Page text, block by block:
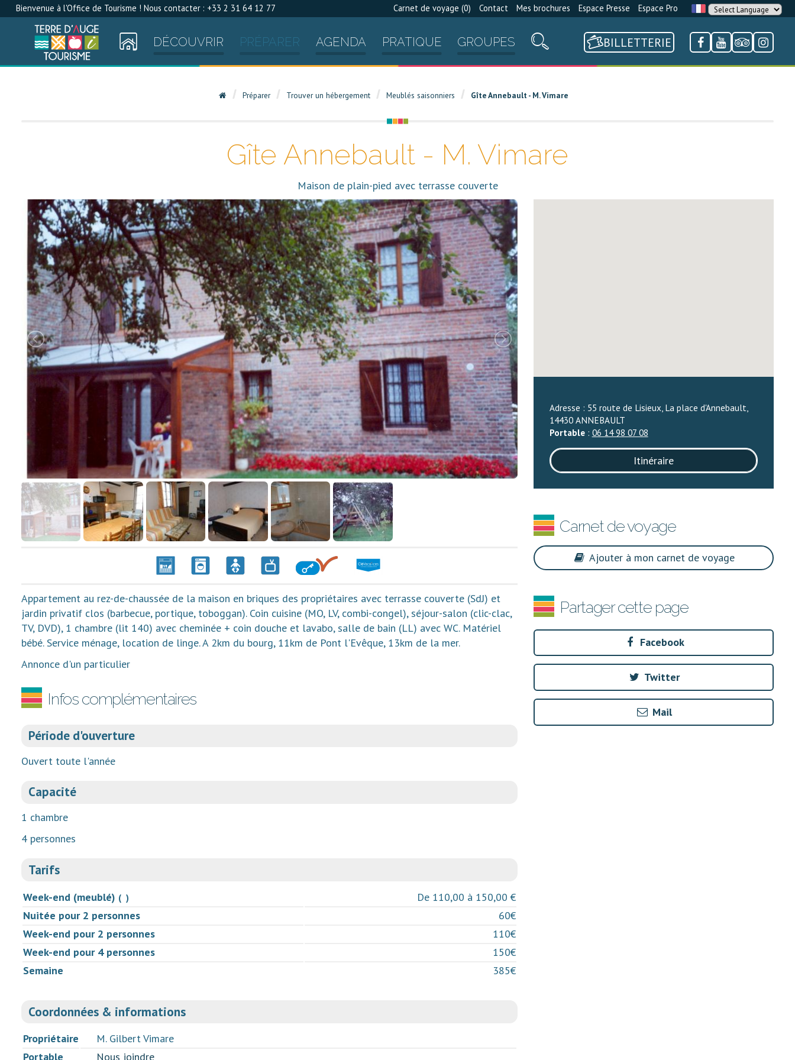
Bienvenue à l'Office de Tourisme ! Nous contacter : +33 2 31 64 12 77 Carnet de voyage (0) Contact Mes brochures Espace Presse Espace Pro
DÉCOUVRIR PRÉPARER AGENDA PRATIQUE GROUPES BILLETTERIE
Préparer Trouver un hébergement Meublés saisonniers Gîte Annebault - M. Vimare
Gîte Annebault - M. Vimare
Maison de plain-pied avec terrasse couverte
Appartement au rez-de-chaussée de la maison en briques des propriétaires avec terrasse couverte (SdJ) et
jardin privatif clos (barbecue, portique, toboggan). Coin cuisine (MO, LV, combi-congel), séjour-salon (clic-clac,
TV, DVD), 1 chambre (lit 140) avec cheminée + coin douche et lavabo, salle de bain (LL) avec WC. Matériel
bébé. Service ménage, location de linge. A 2km du bourg, 11km de Pont l'Evêque, 13km de la mer.
Annonce d'un particulier
Infos complémentaires
Période d'ouverture
Ouvert toute l'année
Capacité
1 chambre
4 personnes
Tarifs
Week-end (meublé) ( )
De 110,00 à 150,00 €
Nuitée pour 2 personnes
60€
Week-end pour 2 personnes
110€
Week-end pour 4 personnes
150€
Semaine
385€
Coordonnées & informations
Propriétaire
M. Gilbert Vimare
Portable
Nous joindre
Adresse : 55 route de Lisieux, La place d'Annebault,
14430 ANNEBAULT
Portable: 06 14 98 07 08
Itinéraire
Carnet de voyage
Ajouter à mon carnet de voyage
Partager cette page
Facebook
Twitter
Mail